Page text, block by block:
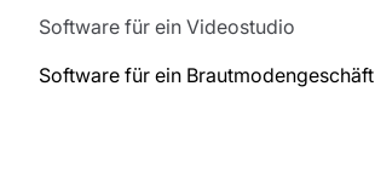
Software für ein Videostudio
Software für ein Brautmodengeschäft